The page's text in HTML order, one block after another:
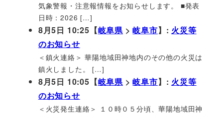
気象警報・注意報情報をお知らせします。 ■発表
日時：2026 […]
8月5日 10:25【岐阜県 >岐阜市】: 火災等
のお知らせ
＜鎮火連絡＞ 華陽地域田神地内のその他の火災は
鎮火しました。 […]
8月5日 10:05【岐阜県 >岐阜市】: 火災等
のお知らせ
＜火災発生連絡＞ １０時０５分頃、華陽地域田神